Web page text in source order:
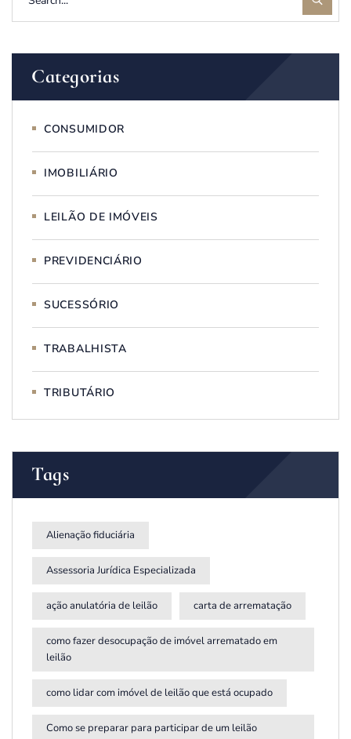
Categorias
CONSUMIDOR
IMOBILIÁRIO
LEILÃO DE IMÓVEIS
PREVIDENCIÁRIO
SUCESSÓRIO
TRABALHISTA
TRIBUTÁRIO
Tags
Alienação fiduciária
Assessoria Jurídica Especializada
ação anulatória de leilão carta de arrematação
como fazer desocupação de imóvel arrematado em
leilão
como lidar com imóvel de leilão que está ocupado
Como se preparar para participar de um leilão